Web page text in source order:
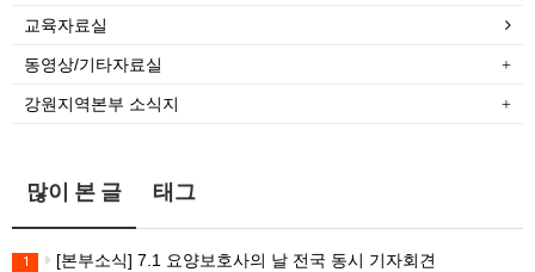
교육자료실
동영상/기타자료실
강원지역본부 소식지
많이 본 글 태그
1 [본부소식] 7.1 요양보호사의 날 전국 동시 기자회견